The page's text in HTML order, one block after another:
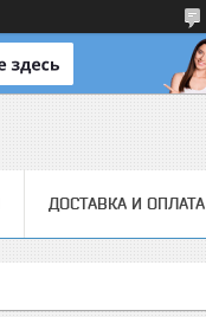
ДОСТАВКА И ОПЛАТА